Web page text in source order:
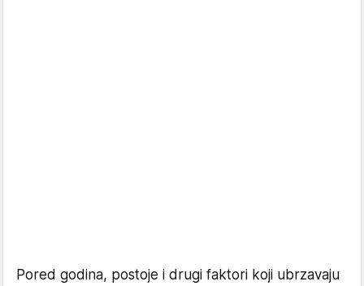
Pored godina, postoje i drugi faktori koji ubrzavaju